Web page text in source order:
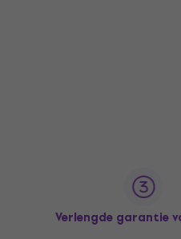
Verlengde garantie